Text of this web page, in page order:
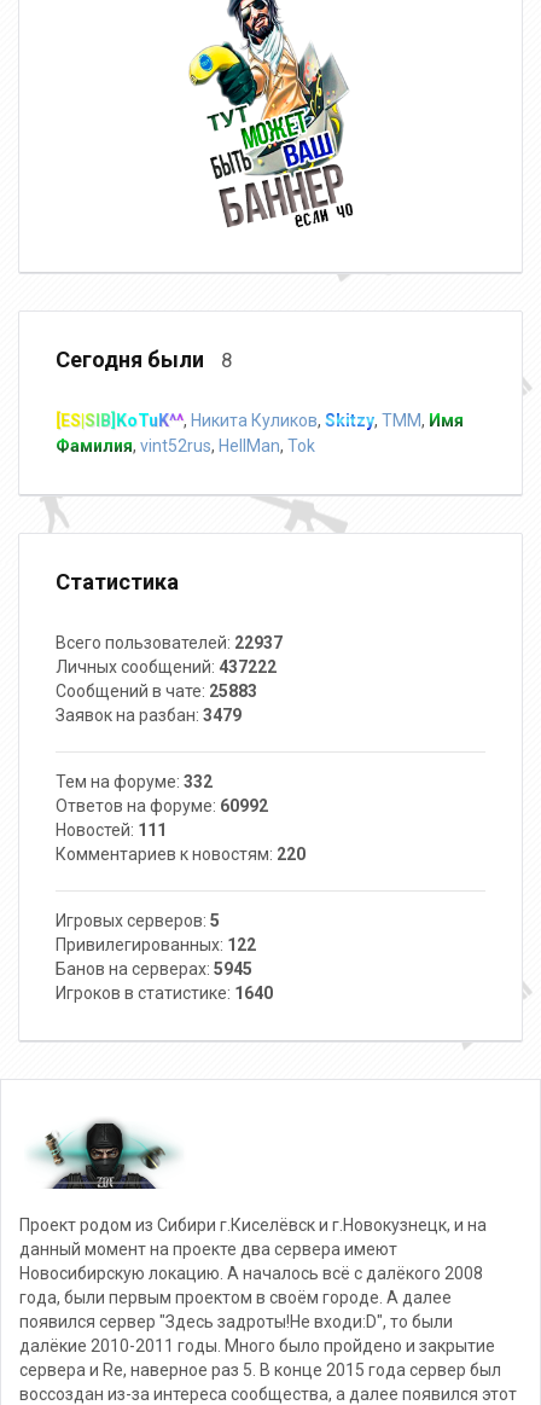
Сегодня были 8
[ES|SIB]KoTuK^^, Никита Куликов, Skitzy, TMM, Имя
Фамилия, vint52rus, HellMan, Tok
Статистика
Всего пользователей: 22937
Личных сообщений: 437222
Сообщений в чате: 25883
Заявок на разбан: 3479
Тем на форуме: 332
Ответов на форуме: 60992
Новостей: 111
Комментариев к новостям: 220
Игровых серверов: 5
Привилегированных: 122
Банов на серверах: 5945
Игроков в статистике: 1640
Проект родом из Сибири г.Киселёвск и г.Новокузнецк, и на
данный момент на проекте два сервера имеют
Новосибирскую локацию. А началось всё с далёкого 2008
года, были первым проектом в своём городе. А далее
появился сервер "Здесь задроты!Не входи:D", то были
далёкие 2010-2011 годы. Много было пройдено и закрытие
сервера и Re, наверное раз 5. В конце 2015 года сервер был
воссоздан из-за интереса сообщества, а далее появился этот